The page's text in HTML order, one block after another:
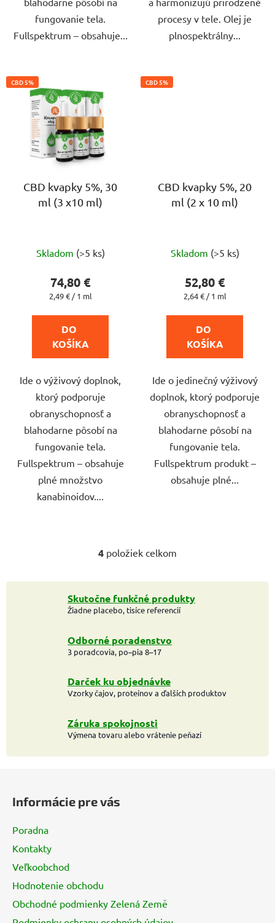
fungovanie tela.
Fullspektrum – obsahuje...
procesy v tele. Olej je
plnospektrálny...
CBD 5%
CBD kvapky 5%, 30
ml (3 x10 ml)
hodnotenie
produktu
je
z
5
hviezdičiek.
Skladom (>5 ks)
74,80 €
Jednotková
2,49 € / 1 ml
DO
KOŠÍKA
Ide o výživový doplnok,
ktorý podporuje
obranyschopnosť a
blahodarne pôsobí na
fungovanie tela.
Fullspektrum – obsahuje
plné množstvo
kanabinoidov....
CBD 5%
CBD kvapky 5%, 20
ml (2 x 10 ml)
hodnotenie
produktu
je
z
5
hviezdičiek.
Skladom (>5 ks)
52,80 €
Jednotková
2,64 € / 1 ml
DO
KOŠÍKA
Ide o jedinečný výživový
doplnok, ktorý podporuje
obranyschopnosť a
blahodarne pôsobí na
fungovanie tela.
Fullspektrum produkt –
obsahuje plné...
O
l
á
d
c
i
p
r
k
y
ý
4 položiek celkom
Skutočne funkčné produkty
Žiadne placebo, tisíce referencií
Odborné poradenstvo
3 poradcovia, po–pia 8–17
Darček ku objednávke
Vzorky čajov, proteínov a ďalších produktov
Záruka spokojnosti
Výmena tovaru alebo vrátenie peňazí
Informácie pre vás
Poradna
Kontakty
Veľkoobchod
Hodnotenie obchodu
Obchodné podmienky Zelená Země